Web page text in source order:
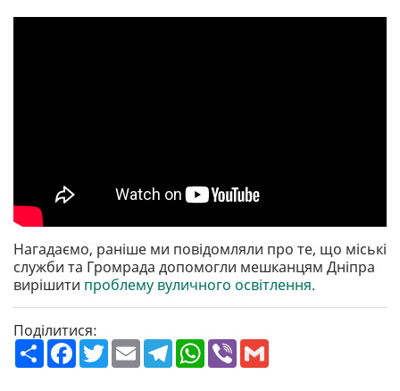
Нагадаємо, раніше ми повідомляли про те, що міські
служби та Громрада допомогли мешканцям Дніпра
вирішити проблему вуличного освітлення.
Поділитися:
П
о
F
a
T
w
E
m
T
e
W
h
V